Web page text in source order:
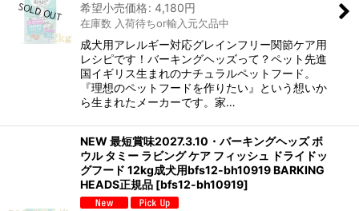
希望小売価格: 4,180円
在庫数 入荷待ちor輸入元欠品中
成犬用アレルギー対応グレインフリー関節ケア用
レシピです！バーキングヘッズって？ペット先進
国イギリス生まれのナチュラルペットフード。
『理想のペットフードを作りたい』という想いか
ら生まれたメーカーです。家…
NEW 最短賞味2027.3.10・バーキングヘッズ ボ
ウル タミー ラビング ケア フィッシュ ドライドッ
グフード 12kg成犬用bfs12-bh10919 BARKING
HEADS正規品 [bfs12-bh10919]